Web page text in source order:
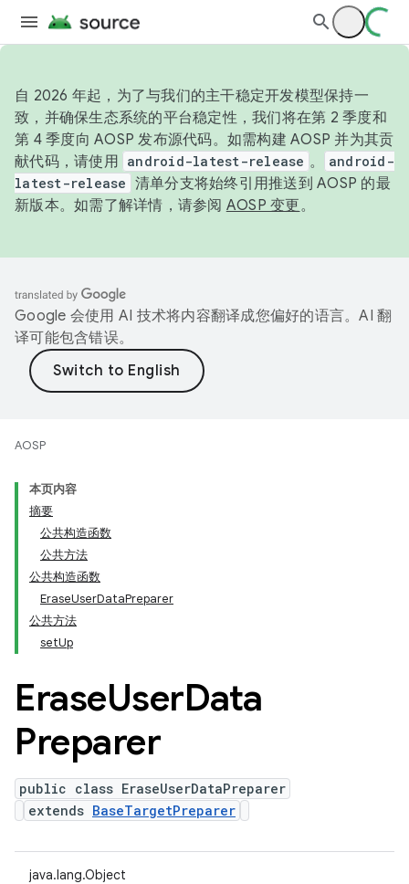
自 2026 年起，为了与我们的主干稳定开发模型保持一
致，并确保生态系统的平台稳定性，我们将在第 2 季度和
第 4 季度向 AOSP 发布源代码。如需构建 AOSP 并为其贡
献代码，请使用 android-latest-release 。
android-
latest-release 清单分支将始终引用推送到 AOSP 的最
新版本。如需了解详情，请参阅 AOSP 变更。
Google 会使用 AI 技术将内容翻译成您偏好的语言。AI 翻
译可能包含错误。
AOSP
本页内容
摘要
公共构造函数
公共方法
公共构造函数
EraseUserDataPreparer
公共方法
setUp
EraseUserData
Preparer
public class EraseUserDataPreparer
extends BaseTargetPreparer
java.lang.Object